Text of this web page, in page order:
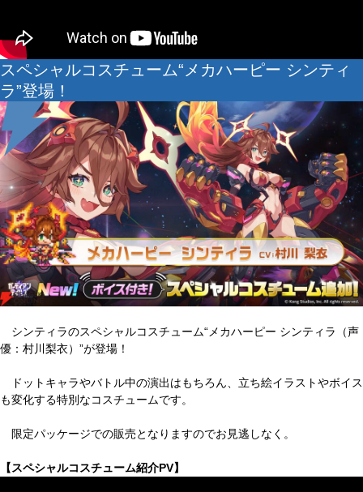
スペシャルコスチューム“メカハーピー シンティ
ラ”登場！
シンティラのスペシャルコスチューム“メカハーピー シンティラ（声
優：村川梨衣）”が登場！
ドットキャラやバトル中の演出はもちろん、立ち絵イラストやボイス
も変化する特別なコスチュームです。
限定パッケージでの販売となりますのでお見逃しなく。
【スペシャルコスチューム紹介PV】